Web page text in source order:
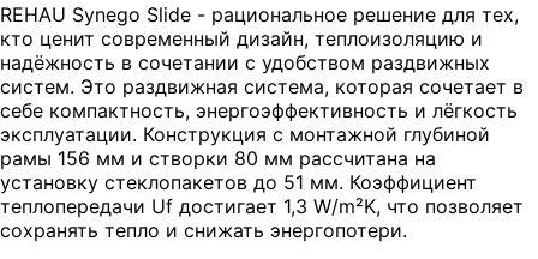
REHAU Synego Slide - рациональное решение для тех,
кто ценит современный дизайн, теплоизоляцию и
надёжность в сочетании с удобством раздвижных
систем. Это раздвижная система, которая сочетает в
себе компактность, энергоэффективность и лёгкость
эксплуатации. Конструкция с монтажной глубиной
рамы 156 мм и створки 80 мм рассчитана на
установку стеклопакетов до 51 мм. Коэффициент
теплопередачи Uf достигает 1,3 W/m²K, что позволяет
сохранять тепло и снижать энергопотери.